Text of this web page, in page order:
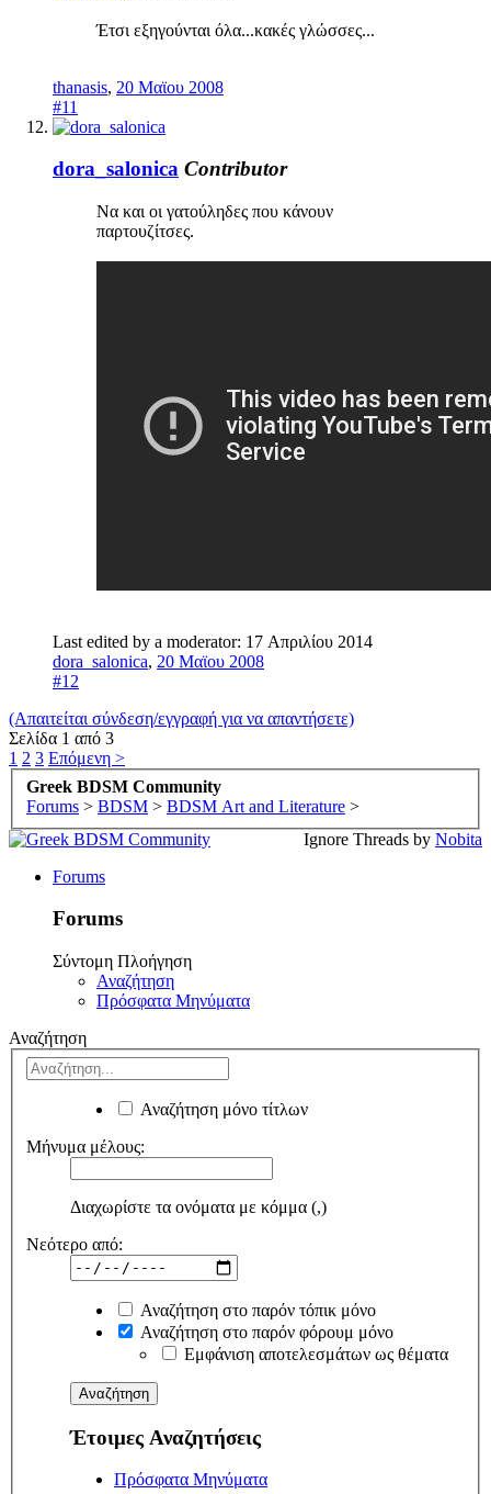
Έτσι εξηγούνται όλα...κακές γλώσσες...
thanasis, 20 Μαϊου 2008
#11
dora_salonica Contributor
Να και οι γατούληδες που κάνουν
παρτουζίτσες.
Last edited by a moderator: 17 Απριλίου 2014
dora_salonica, 20 Μαϊου 2008
#12
(Απαιτείται σύνδεση/εγγραφή για να απαντήσετε)
Σελίδα 1 από 3
1 2 3 Επόμενη >
Greek BDSM Community
Forums > BDSM > BDSM Art and Literature >
Ignore Threads by Nobita
Forums
Forums
Σύντομη Πλοήγηση
Αναζήτηση
Πρόσφατα Μηνύματα
Αναζήτηση
Αναζήτηση μόνο τίτλων
Μήνυμα μέλους:
Διαχωρίστε τα ονόματα με κόμμα (,)
Νεότερο από:
Αναζήτηση στο παρόν τόπικ μόνο
Αναζήτηση στο παρόν φόρουμ μόνο
Εμφάνιση αποτελεσμάτων ως θέματα
Έτοιμες Αναζητήσεις
Πρόσφατα Μηνύματα